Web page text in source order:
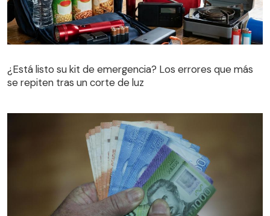
¿Está listo su kit de emergencia? Los errores que más
se repiten tras un corte de luz